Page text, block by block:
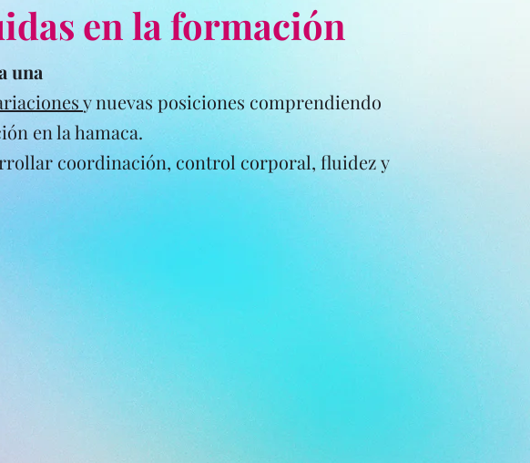
en la formación
una
y nuevas posiciones comprendiendo
en la hamaca.
coordinación, control corporal, fluidez y